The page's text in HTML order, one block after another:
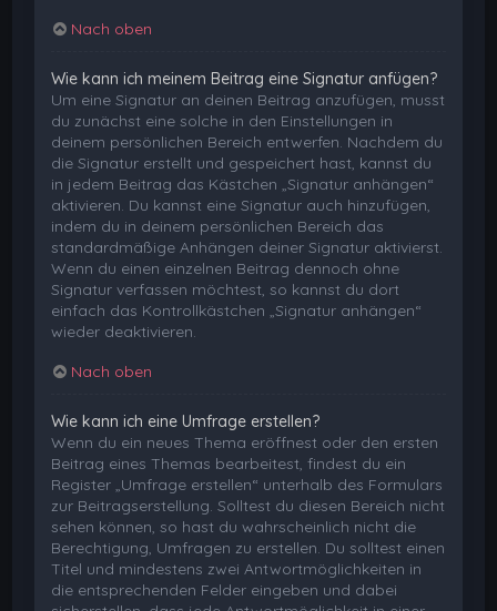
Nach oben
Wie kann ich meinem Beitrag eine Signatur anfügen?
Um eine Signatur an deinen Beitrag anzufügen, musst
du zunächst eine solche in den Einstellungen in
deinem persönlichen Bereich entwerfen. Nachdem du
die Signatur erstellt und gespeichert hast, kannst du
in jedem Beitrag das Kästchen „Signatur anhängen“
aktivieren. Du kannst eine Signatur auch hinzufügen,
indem du in deinem persönlichen Bereich das
standardmäßige Anhängen deiner Signatur aktivierst.
Wenn du einen einzelnen Beitrag dennoch ohne
Signatur verfassen möchtest, so kannst du dort
einfach das Kontrollkästchen „Signatur anhängen“
wieder deaktivieren.
Nach oben
Wie kann ich eine Umfrage erstellen?
Wenn du ein neues Thema eröffnest oder den ersten
Beitrag eines Themas bearbeitest, findest du ein
Register „Umfrage erstellen“ unterhalb des Formulars
zur Beitragserstellung. Solltest du diesen Bereich nicht
sehen können, so hast du wahrscheinlich nicht die
Berechtigung, Umfragen zu erstellen. Du solltest einen
Titel und mindestens zwei Antwortmöglichkeiten in
die entsprechenden Felder eingeben und dabei